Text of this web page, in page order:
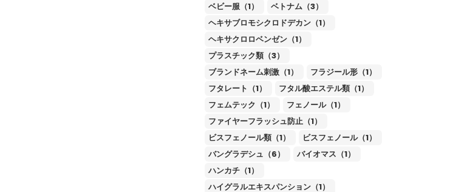
ベビー服（1）
ベトナム（3）
ヘキサブロモシクロドデカン（1）
ヘキサクロロベンゼン（1）
プラスチック類（3）
ブランドネーム刺激（1）
フラジール形（1）
フタレート（1）
フタル酸エステル類（1）
フェムテック（1）
フェノール（1）
ファイヤーフラッシュ防止（1）
ビスフェノール類（1）
ビスフェノール（1）
バングラデシュ（6）
バイオマス（1）
ハンカチ（1）
ハイグラルエキスパンション（1）